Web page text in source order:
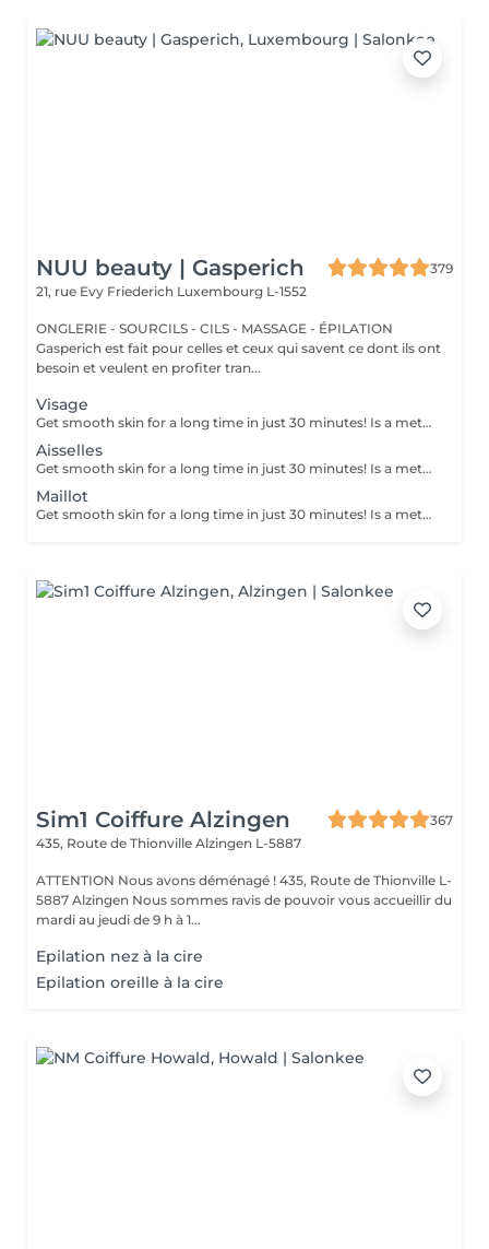
NUU beauty | Gasperich
379
21, rue Evy Friederich Luxembourg L-1552
ONGLERIE - SOURCILS - CILS - MASSAGE - ÉPILATION
Gasperich est fait pour celles et ceux qui savent ce dont ils ont
besoin et veulent en profiter tran...
Visage
Get smooth skin for a long time in just 30 minutes! Is a method of hair removal when your hair is pulled out with warm wax with the hair follicle. How is wax epilation done? - preparation (the beautician applies a special antiseptic lotion to the skin) - wax is applied (the wax mixture is heated to a certain temperature, after which it is applied to the skin using a wooden stick) - depilation (after the wax hardens the beautician removes the wax strips with hair using sharp movements) - wax residue are removed (wax residues are cleaned off and aloe vera cream is applied) Age restrictions: recommended to do from 14 years. Post procedure recommendations: recommended to do not take hot bath, do not visit sauna, do not swim in the pool for 12 hours after the procedure - it can cause irritation. Frequency: once in 4 weeks.
Aisselles
Get smooth skin for a long time in just 30 minutes! Is a method of hair removal when your hair is pulled out with warm wax with the hair follicle. How is wax epilation done? - preparation (the beautician applies a special antiseptic lotion to the skin) - wax is applied (the wax mixture is heated to a certain temperature, after which it is applied to the skin using a wooden stick) - depilation (after the wax hardens the beautician removes the wax strips with hair using sharp movements) - wax residue are removed (wax residues are cleaned off and aloe vera cream is applied) Age restrictions: recommended to do from 14 years. Post procedure recommendations: recommended to do not take hot bath, do not visit sauna, do not swim in the pool for 12 hours after the procedure - it can cause irritation. Frequency: once in 4 weeks.
Maillot
Get smooth skin for a long time in just 30 minutes! Is a method of hair removal when your hair is pulled out with warm wax with the hair follicle. How is wax epilation done? - preparation (the beautician applies a special antiseptic lotion to the skin) - wax is applied (the wax mixture is heated to a certain temperature, after which it is applied to the skin using a wooden stick) - depilation (after the wax hardens the beautician removes the wax strips with hair using sharp movements) - wax residue are removed (wax residues are cleaned off and aloe vera cream is applied) Age restrictions: recommended to do from 14 years. Post procedure recommendations: recommended to do not take hot bath, do not visit sauna, do not swim in the pool for 12 hours after the procedure - it can cause irritation. Frequency: once in 4 weeks.
Sim1 Coiffure Alzingen
367
435, Route de Thionville Alzingen L-5887
ATTENTION Nous avons déménagé ! 435, Route de Thionville L-
5887 Alzingen Nous sommes ravis de pouvoir vous accueillir du
mardi au jeudi de 9 h à 1...
Epilation nez à la cire
Epilation oreille à la cire